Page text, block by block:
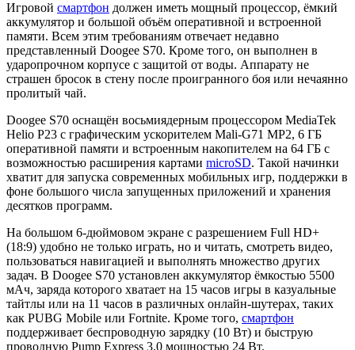
Игровой смартфон должен иметь мощный процессор, ёмкий
аккумулятор и большой объём оперативной и встроенной
памяти. Всем этим требованиям отвечает недавно
представленный Doogee S70. Кроме того, он выполнен в
ударопрочном корпусе с защитой от воды. Аппарату не
страшен бросок в стену после проигранного боя или нечаянно
пролитый чай.
Doogee S70 оснащён восьмиядерным процессором MediaTek
Helio P23 с графическим ускорителем Mali-G71 MP2, 6 ГБ
оперативной памяти и встроенным накопителем на 64 ГБ с
возможностью расширения картами microSD. Такой начинки
хватит для запуска современных мобильных игр, поддержки в
фоне большого числа запущенных приложений и хранения
десятков программ.
На большом 6-дюймовом экране с разрешением Full HD+
(18:9) удобно не только играть, но и читать, смотреть видео,
пользоваться навигацией и выполнять множество других
задач. В Doogee S70 установлен аккумулятор ёмкостью 5500
мАч, заряда которого хватает на 15 часов игры в казуальные
тайтлы или на 11 часов в различных онлайн-шутерах, таких
как PUBG Mobile или Fortnite. Кроме того, смартфон
поддерживает беспроводную зарядку (10 Вт) и быструю
проводную Pump Express 3.0 мощностью 24 Вт.